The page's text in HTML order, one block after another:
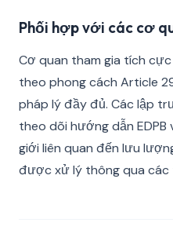
Phối hợp với các cơ
Cơ quan tham gia tích
theo phong cách Article
pháp lý đầy đủ. Các lập
theo dõi hướng dẫn EDPB
giới liên quan đến lưu
được xử lý thông qua các